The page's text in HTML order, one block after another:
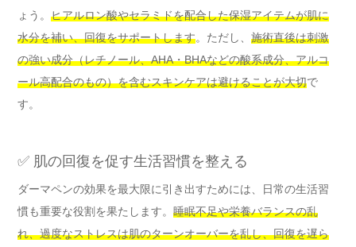
ょう。 ヒアルロン酸やセラミドを配合した保湿アイテムが肌に
水分を補い、回復をサポートします。ただし、 施術直後は刺激
の強い成分（レチノール、AHA・BHAなどの酸系成分、アルコ
ール高配合のもの）を含むスキンケアは避けることが大切で
す。
✅ 肌の回復を促す生活習慣を整える
ダーマペンの効果を最大限に引き出すためには、日常の生活習
慣も重要な役割を果たします。 睡眠不足や栄養バランスの乱
れ、過度なストレスは肌のターンオーバーを乱し、回復を遅ら